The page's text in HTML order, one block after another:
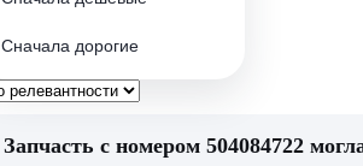
Сначала дорогие
Запчасть с номером 504084722